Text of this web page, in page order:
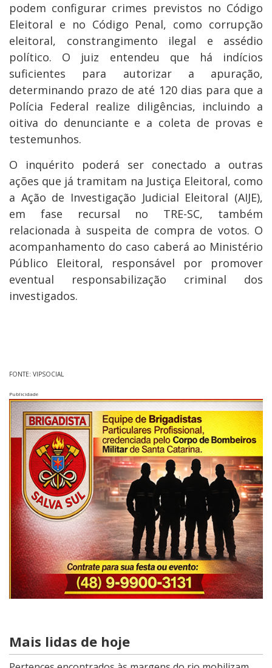
podem configurar crimes previstos no Código
Eleitoral e no Código Penal, como corrupção
eleitoral, constrangimento ilegal e assédio
político. O juiz entendeu que há indícios
suficientes para autorizar a apuração,
determinando prazo de até 120 dias para que a
Polícia Federal realize diligências, incluindo a
oitiva do denunciante e a coleta de provas e
testemunhos.
O inquérito poderá ser conectado a outras
ações que já tramitam na Justiça Eleitoral, como
a Ação de Investigação Judicial Eleitoral (AIJE),
em fase recursal no TRE-SC, também
relacionada à suspeita de compra de votos. O
acompanhamento do caso caberá ao Ministério
Público Eleitoral, responsável por promover
eventual responsabilização criminal dos
investigados.
FONTE: VIPSOCIAL
Publicidade
Mais lidas de hoje